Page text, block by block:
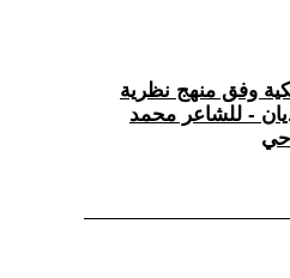
وفق منهج نظرية
- للشاعر محمد